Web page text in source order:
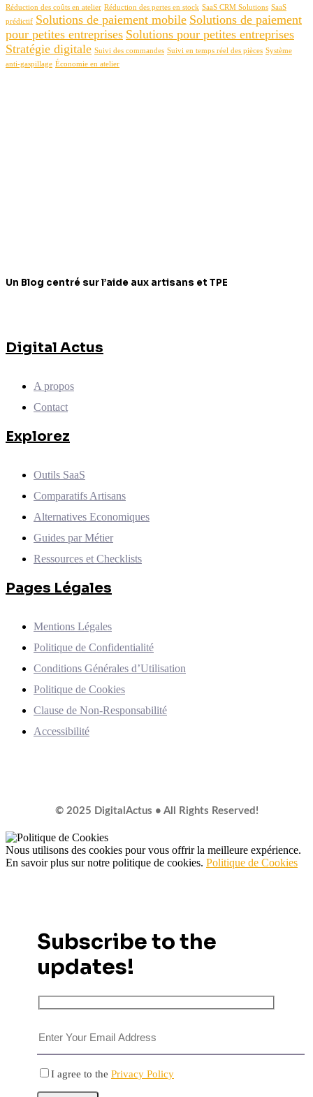
Réduction des coûts en atelier Réduction des pertes en stock SaaS CRM Solutions SaaS
prédictif Solutions de paiement mobile Solutions de paiement
pour petites entreprises Solutions pour petites entreprises
Stratégie digitale Suivi des commandes Suivi en temps réel des pièces Système
anti-gaspillage Économie en atelier
Un Blog centré sur l’aide aux artisans et TPE
Digital Actus
A propos
Contact
Explorez
Outils SaaS
Comparatifs Artisans
Alternatives Economiques
Guides par Métier
Ressources et Checklists
Pages Légales
Mentions Légales
Politique de Confidentialité
Conditions Générales d’Utilisation
Politique de Cookies
Clause de Non-Responsabilité
Accessibilité
© 2025 DigitalActus • All Rights Reserved!
Nous utilisons des cookies pour vous offrir la meilleure expérience.
En savoir plus sur notre politique de cookies. Politique de Cookies
Subscribe to the
updates!
I agree to the Privacy Policy